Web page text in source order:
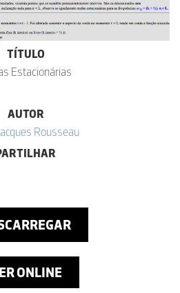
TÍTULO
Estacionárias
AUTOR
Rousseau
ONLINE